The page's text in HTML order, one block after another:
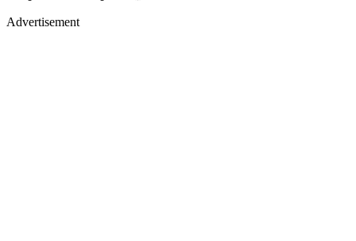
Advertisement